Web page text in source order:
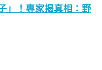
」！專家揭真相：野